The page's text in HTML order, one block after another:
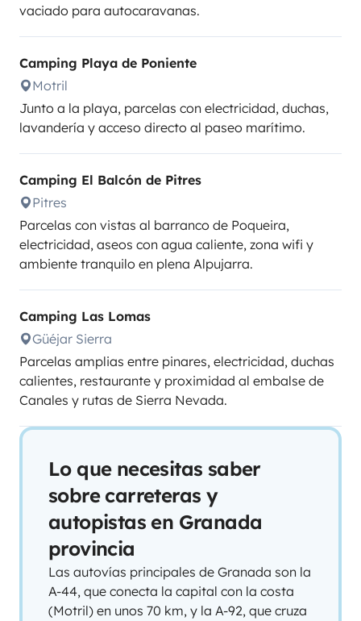
vaciado para autocaravanas.
Camping Playa de Poniente
Motril
Junto a la playa, parcelas con electricidad, duchas,
lavandería y acceso directo al paseo marítimo.
Camping El Balcón de Pitres
Pitres
Parcelas con vistas al barranco de Poqueira,
electricidad, aseos con agua caliente, zona wifi y
ambiente tranquilo en plena Alpujarra.
Camping Las Lomas
Güéjar Sierra
Parcelas amplias entre pinares, electricidad, duchas
calientes, restaurante y proximidad al embalse de
Canales y rutas de Sierra Nevada.
Lo que necesitas saber
sobre carreteras y
autopistas en Granada
provincia
Las autovías principales de Granada son la
A-44, que conecta la capital con la costa
(Motril) en unos 70 km, y la A-92, que cruza